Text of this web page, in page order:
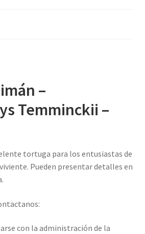
–
Temminckii –
tortuga para los entusiastas de
Pueden presentar detalles en
con la administración de la